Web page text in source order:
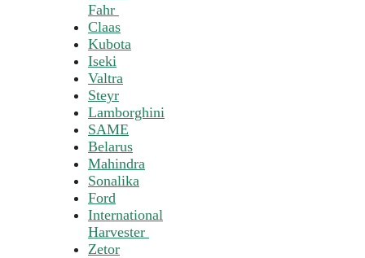
Fahr
Claas
Kubota
Iseki
Valtra
Steyr
Lamborghini
SAME
Belarus
Mahindra
Sonalika
Ford
International
Harvester
Zetor